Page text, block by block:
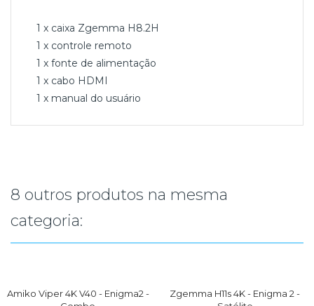
1 x caixa Zgemma H8.2H
1 x controle remoto
1 x fonte de alimentação
1 x cabo HDMI
1 x manual do usuário
8 outros produtos na mesma
categoria:
Amiko Viper 4K V40 - Enigma2 -
Zgemma H11s 4K - Enigma 2 -